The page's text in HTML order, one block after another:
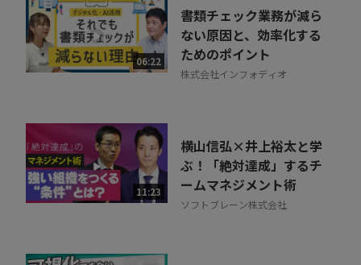
06:22
書類チェック業務が減ら
ない原因と、効率化する
ためのポイント
株式会社インフォディオ
11:23
横山信弘×井上裕太と学
ぶ！「絶対達成」するチ
ームマネジメント術
ソフトブレーン株式会社